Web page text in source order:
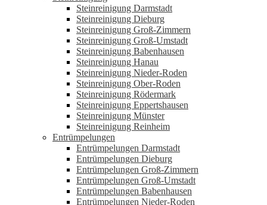
Steinreinigung Darmstadt
Steinreinigung Dieburg
Steinreinigung Groß-Zimmern
Steinreinigung Groß-Umstadt
Steinreinigung Babenhausen
Steinreinigung Hanau
Steinreinigung Nieder-Roden
Steinreinigung Ober-Roden
Steinreinigung Rödermark
Steinreinigung Eppertshausen
Steinreinigung Münster
Steinreinigung Reinheim
Entrümpelungen
Entrümpelungen Darmstadt
Entrümpelungen Dieburg
Entrümpelungen Groß-Zimmern
Entrümpelungen Groß-Umstadt
Entrümpelungen Babenhausen
Entrümpelungen Nieder-Roden